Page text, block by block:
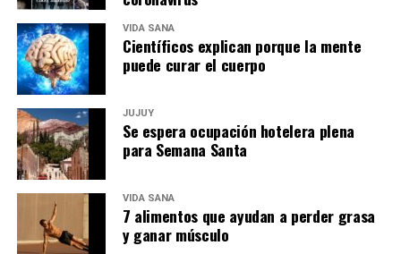
VIDA SANA
Científicos explican porque la mente
puede curar el cuerpo
JUJUY
Se espera ocupación hotelera plena
para Semana Santa
VIDA SANA
7 alimentos que ayudan a perder grasa
y ganar músculo